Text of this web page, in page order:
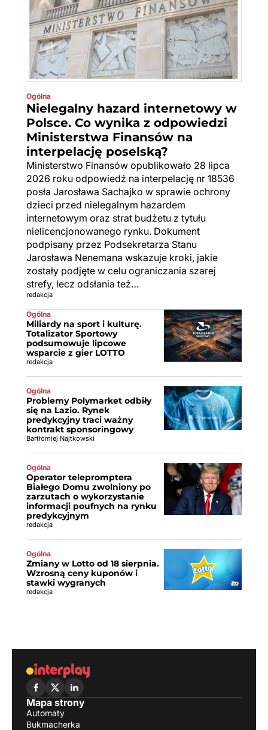
Ogólna
Nielegalny hazard internetowy w
Polsce. Co wynika z odpowiedzi
Ministerstwa Finansów na
interpelację poselską?
Ministerstwo Finansów opublikowało 28 lipca
2026 roku odpowiedź na interpelację nr 18536
posła Jarosława Sachajko w sprawie ochrony
dzieci przed nielegalnym hazardem
internetowym oraz strat budżetu z tytułu
nielicencjonowanego rynku. Dokument
podpisany przez Podsekretarza Stanu
Jarosława Nenemana wskazuje kroki, jakie
zostały podjęte w celu ograniczania szarej
strefy, lecz odsłania też…
redakcja
Ogólna
Miliardy na sport i kulturę.
Totalizator Sportowy
podsumowuje lipcowe
wsparcie z gier LOTTO
redakcja
Ogólna
Problemy Polymarket odbiły
się na Lazio. Rynek
predykcyjny traci ważny
kontrakt sponsoringowy
Bartłomiej Najtkowski
Ogólna
Operator telepromptera
Białego Domu zwolniony po
zarzutach o wykorzystanie
informacji poufnych na rynku
predykcyjnym
redakcja
Ogólna
Zmiany w Lotto od 18 sierpnia.
Wzrosną ceny kuponów i
stawki wygranych
redakcja
Mapa strony
Automaty
Bukmacherka